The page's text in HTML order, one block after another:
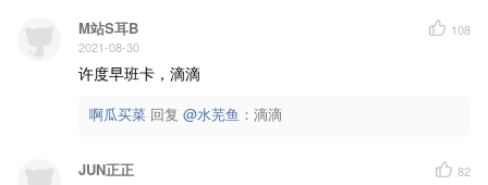
M站S耳B
2021-08-30
108
许度早班卡，滴滴
啊瓜买菜 回复 @水芜鱼 ：滴滴
JUN正正 82